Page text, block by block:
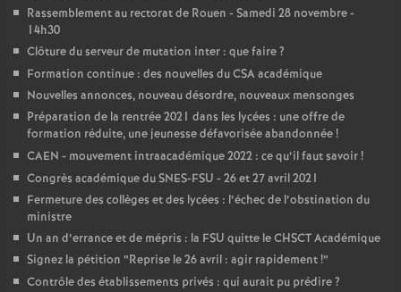
Rassemblement au rectorat de Rouen - Samedi 28 novembre -
14h30
Clôture du serveur de mutation inter : que faire?
Formation continue : des nouvelles du CSA académique
Nouvelles annonces, nouveau désordre, nouveaux mensonges
Préparation de la rentrée 2021 dans les lycées : une offre de
formation réduite, une jeunesse défavorisée abandonnée!
CAEN - mouvement intraacadémique 2022 : ce qu’il faut savoir!
Congrès académique du SNES-FSU - 26 et 27 avril 2021
Fermeture des collèges et des lycées : l’échec de l’obstination du
ministre
Un an d’errance et de mépris : la FSU quitte le CHSCT Académique
Signez la pétition “Reprise le 26 avril : agir rapidement!”
Contrôle des établissements privés : qui aurait pu prédire?